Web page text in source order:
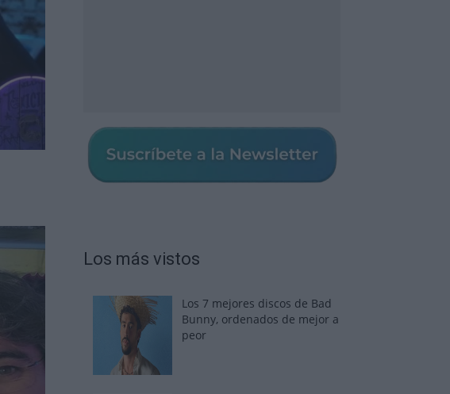
Los más vistos
Los 7 mejores discos de Bad
Bunny, ordenados de mejor a
peor